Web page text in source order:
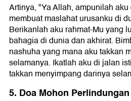
Artinya, "Ya Allah, ampunilah
membuat maslahat urusanku di
Berikanlah aku rahmat-Mu yang
bahagia di dunia dan akhirat.
nashuha yang mana aku takkan
selamanya. Ikatlah aku di jalan
takkan menyimpang darinya
5. Doa Mohon Perlindungan